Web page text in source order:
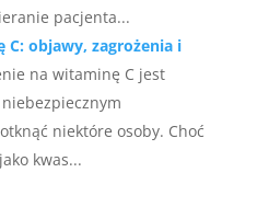
pacjenta...
C: objawy, zagrożenia i
na witaminę C jest
niektóre osoby. Choć
kwas...